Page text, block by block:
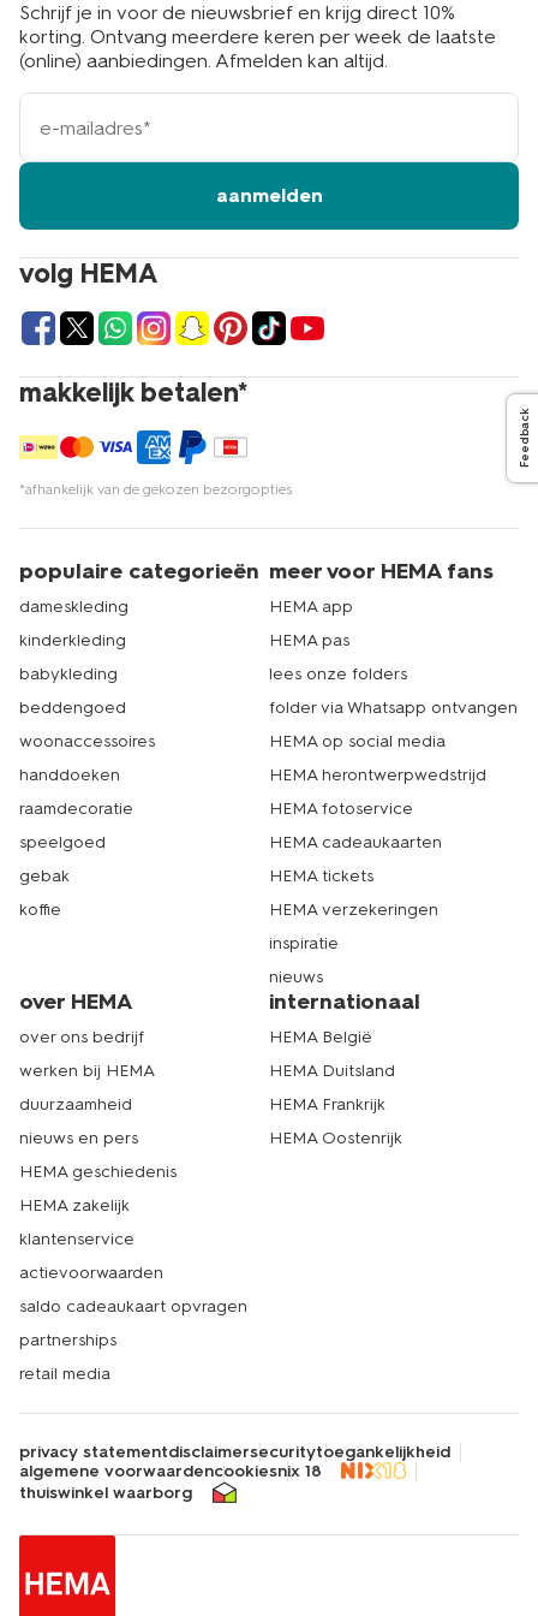
volg HEMA
makkelijk betalen*
*afhankelijk van de gekozen bezorgopties
Schrijf je in voor de nieuwsbrief en krijg direct 10%
korting. Ontvang meerdere keren per week de laatste
(online) aanbiedingen. Afmelden kan altijd.
e-
mailadres
aanmelden
populaire categorieën
dameskleding
kinderkleding
babykleding
beddengoed
woonaccessoires
handdoeken
raamdecoratie
speelgoed
gebak
koffie
meer voor HEMA fans
HEMA app
HEMA pas
lees onze folders
folder via Whatsapp ontvangen
HEMA op social media
HEMA herontwerpwedstrijd
HEMA fotoservice
HEMA cadeaukaarten
HEMA tickets
HEMA verzekeringen
inspiratie
nieuws
over HEMA
over ons bedrijf
werken bij HEMA
duurzaamheid
nieuws en pers
HEMA geschiedenis
HEMA zakelijk
klantenservice
actievoorwaarden
saldo cadeaukaart opvragen
partnerships
retail media
internationaal
HEMA België
HEMA Duitsland
HEMA Frankrijk
HEMA Oostenrijk
privacy statementdisclaimersecuritytoegankelijkheid
algemene voorwaardencookiesnix 18
thuiswinkel waarborg
Feedback